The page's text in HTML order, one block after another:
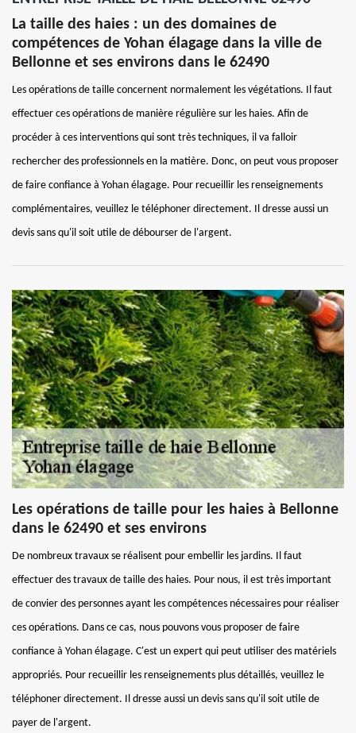
La taille des haies : un des domaines de
compétences de Yohan élagage dans la ville de
Bellonne et ses environs dans le 62490
Les opérations de taille concernent normalement les végétations. Il faut
effectuer ces opérations de manière régulière sur les haies. Afin de
procéder à ces interventions qui sont très techniques, il va falloir
rechercher des professionnels en la matière. Donc, on peut vous proposer
de faire confiance à Yohan élagage. Pour recueillir les renseignements
complémentaires, veuillez le téléphoner directement. Il dresse aussi un
devis sans qu'il soit utile de débourser de l'argent.
Les opérations de taille pour les haies à Bellonne
dans le 62490 et ses environs
De nombreux travaux se réalisent pour embellir les jardins. Il faut
effectuer des travaux de taille des haies. Pour nous, il est très important
de convier des personnes ayant les compétences nécessaires pour réaliser
ces opérations. Dans ce cas, nous pouvons vous proposer de faire
confiance à Yohan élagage. C'est un expert qui peut utiliser des matériels
appropriés. Pour recueillir les renseignements plus détaillés, veuillez le
téléphoner directement. Il dresse aussi un devis sans qu'il soit utile de
payer de l'argent.